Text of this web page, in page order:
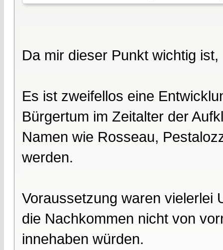
Da mir dieser Punkt wichtig
Es ist zweifellos eine
Bürgertum im Zeitalter der
Namen wie Rosseau,
werden.
Voraussetzung waren vielerlei
die Nachkommen nicht von
innehaben würden.